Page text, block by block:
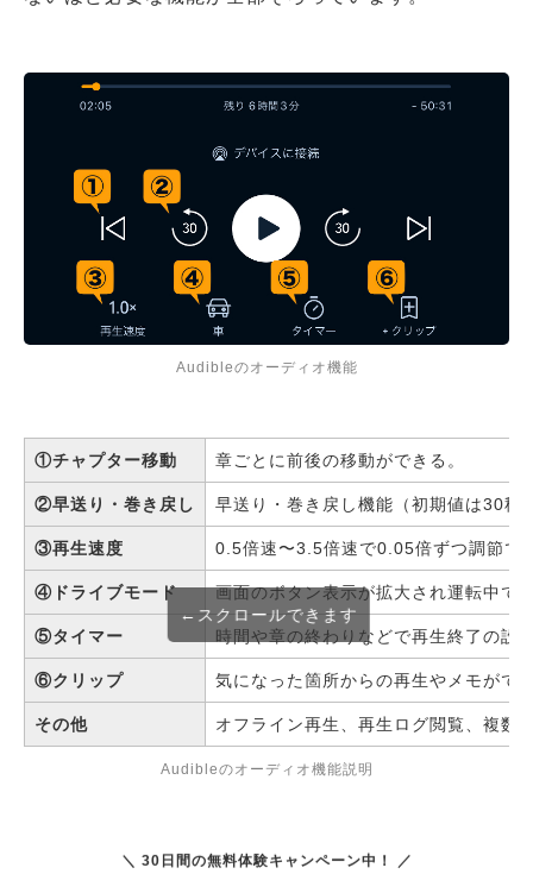
Audibleのオーディオ機能
①チャプター移動 章ごとに前後の移動ができる。
②早送り・巻き戻し 早送り・巻き戻し機能（初期値は30秒
③再生速度 0.5倍速〜3.5倍速で0.05倍ずつ調節で
④ドライブモード 画面のボタン表示が拡大され運転中で
⑤タイマー 時間や章の終わりなどで再生終了の設
⑥クリップ 気になった箇所からの再生やメモがで
その他 オフライン再生、再生ログ閲覧、複数
Audibleのオーディオ機能説明
←スクロールできます
＼ 30日間の無料体験キャンペーン中！ ／